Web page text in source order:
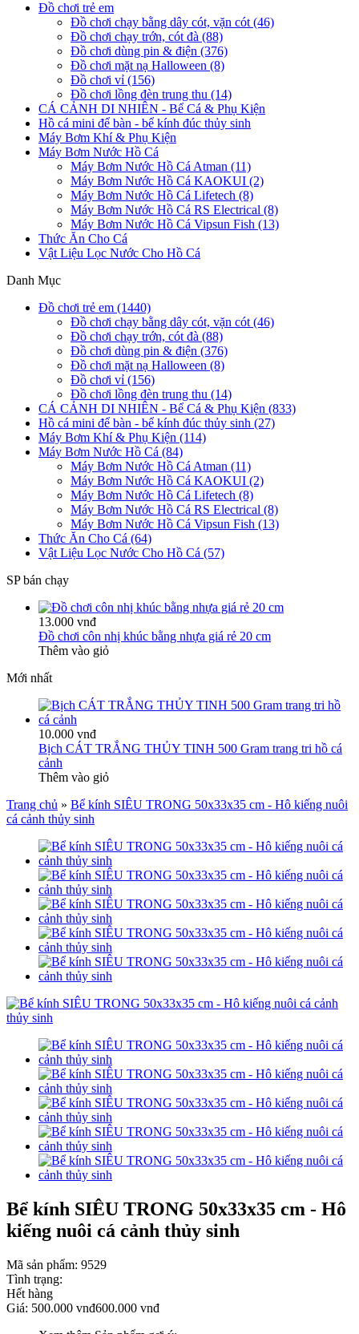
Đồ chơi trẻ em
Đồ chơi chạy bằng dây cót, vặn cót (46)
Đồ chơi chạy trớn, cót đà (88)
Đồ chơi dùng pin & điện (376)
Đồ chơi mặt nạ Halloween (8)
Đồ chơi vỉ (156)
Đồ chơi lồng đèn trung thu (14)
CÁ CẢNH DI NHIÊN - Bể Cá & Phụ Kiện
Hồ cá mini để bàn - bể kính đúc thủy sinh
Máy Bơm Khí & Phụ Kiện
Máy Bơm Nước Hồ Cá
Máy Bơm Nước Hồ Cá Atman (11)
Máy Bơm Nước Hồ Cá KAOKUI (2)
Máy Bơm Nước Hồ Cá Lifetech (8)
Máy Bơm Nước Hồ Cá RS Electrical (8)
Máy Bơm Nước Hồ Cá Vipsun Fish (13)
Thức Ăn Cho Cá
Vật Liệu Lọc Nước Cho Hồ Cá
Danh Mục
Đồ chơi trẻ em (1440)
Đồ chơi chạy bằng dây cót, vặn cót (46)
Đồ chơi chạy trớn, cót đà (88)
Đồ chơi dùng pin & điện (376)
Đồ chơi mặt nạ Halloween (8)
Đồ chơi vỉ (156)
Đồ chơi lồng đèn trung thu (14)
CÁ CẢNH DI NHIÊN - Bể Cá & Phụ Kiện (833)
Hồ cá mini để bàn - bể kính đúc thủy sinh (27)
Máy Bơm Khí & Phụ Kiện (114)
Máy Bơm Nước Hồ Cá (84)
Máy Bơm Nước Hồ Cá Atman (11)
Máy Bơm Nước Hồ Cá KAOKUI (2)
Máy Bơm Nước Hồ Cá Lifetech (8)
Máy Bơm Nước Hồ Cá RS Electrical (8)
Máy Bơm Nước Hồ Cá Vipsun Fish (13)
Thức Ăn Cho Cá (64)
Vật Liệu Lọc Nước Cho Hồ Cá (57)
SP bán chạy
13.000 vnđ
Đồ chơi côn nhị khúc bằng nhựa giá rẻ 20 cm
Thêm vào giỏ
Mới nhất
10.000 vnđ
Bịch CÁT TRẮNG THỦY TINH 500 Gram trang tri hồ cá
cảnh
Thêm vào giỏ
Trang chủ » Bể kính SIÊU TRONG 50x33x35 cm - Hô kiếng nuôi
cá cảnh thủy sinh
Bể kính SIÊU TRONG 50x33x35 cm - Hô
kiếng nuôi cá cảnh thủy sinh
Mã sản phẩm: 9529
Tình trạng:
Hết hàng
Giá: 500.000 vnđ600.000 vnđ